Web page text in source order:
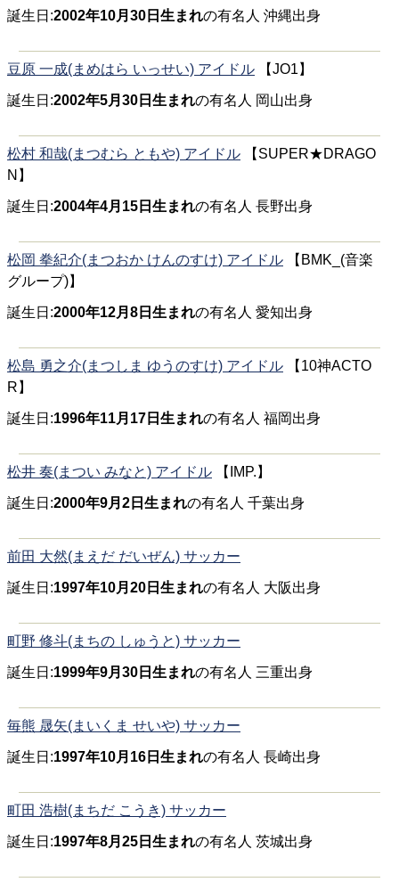
誕生日:2002年10月30日生まれの有名人 沖縄出身
豆原 一成(まめはら いっせい) アイドル 【JO1】
誕生日:2002年5月30日生まれの有名人 岡山出身
松村 和哉(まつむら ともや) アイドル 【SUPER★DRAGO
N】
誕生日:2004年4月15日生まれの有名人 長野出身
松岡 拳紀介(まつおか けんのすけ) アイドル 【BMK_(音楽
グループ)】
誕生日:2000年12月8日生まれの有名人 愛知出身
松島 勇之介(まつしま ゆうのすけ) アイドル 【10神ACTO
R】
誕生日:1996年11月17日生まれの有名人 福岡出身
松井 奏(まつい みなと) アイドル 【IMP.】
誕生日:2000年9月2日生まれの有名人 千葉出身
前田 大然(まえだ だいぜん) サッカー
誕生日:1997年10月20日生まれの有名人 大阪出身
町野 修斗(まちの しゅうと) サッカー
誕生日:1999年9月30日生まれの有名人 三重出身
毎熊 晟矢(まいくま せいや) サッカー
誕生日:1997年10月16日生まれの有名人 長崎出身
町田 浩樹(まちだ こうき) サッカー
誕生日:1997年8月25日生まれの有名人 茨城出身